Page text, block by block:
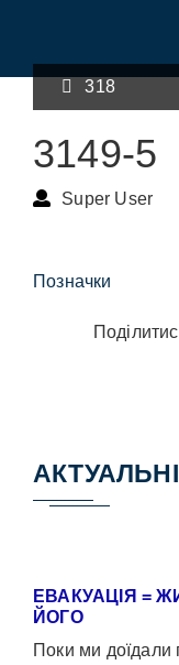
318
3149-5
Super User
Позначки
ЕВАКУАЦІЯ =
ЙОГО
Поки ми